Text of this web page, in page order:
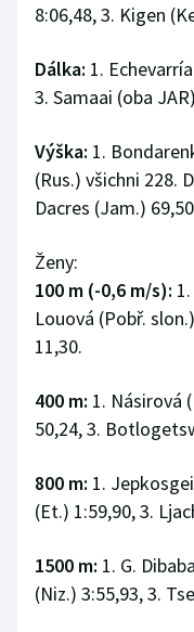
8:06,48, 3. Kigen
Dálka: 1.
3. Samaai (oba
Výška: 1.
(Rus.) všichni 228.
Dacres (Jam.)
Ženy:
100 m (-0,6 m/s):
Louová (Pobř.
11,30.
400 m: 1. Násirová
50,24, 3.
800 m: 1.
(Et.) 1:59,90, 3.
1500 m: 1. G.
(Niz.) 3:55,93, 3.